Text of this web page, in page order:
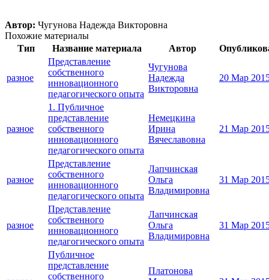
Автор: Чугунова Надежда Викторовна
Похожие материалы
Тип
Название материала Автор
разное
Представление
собственного
инновационного
педагогического опыта
Чугунова
Надежда
Викторовна
20 Мар
разное
1. Публичное
представление
собственного
инновационного
педагогического опыта
Немецкина
Ирина
Вячеславовна
21 Мар
разное
Представление
собственного
инновационного
педагогического опыта
Лапчинская
Ольга
Владимировна
31 Мар
разное
Представление
собственного
инновационного
педагогического опыта
Лапчинская
Ольга
Владимировна
31 Мар
Публичное
представление
собственного
Платонова